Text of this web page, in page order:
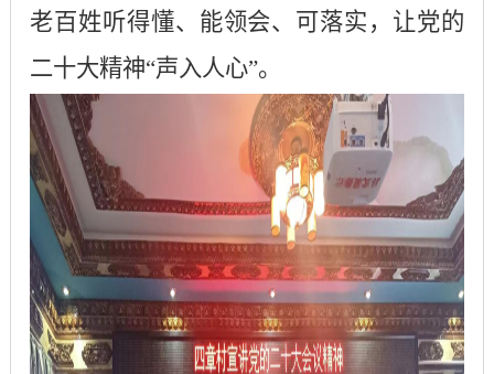
老百姓听得懂、能领会、可落实，让党的
二十大精神“声入人心”。